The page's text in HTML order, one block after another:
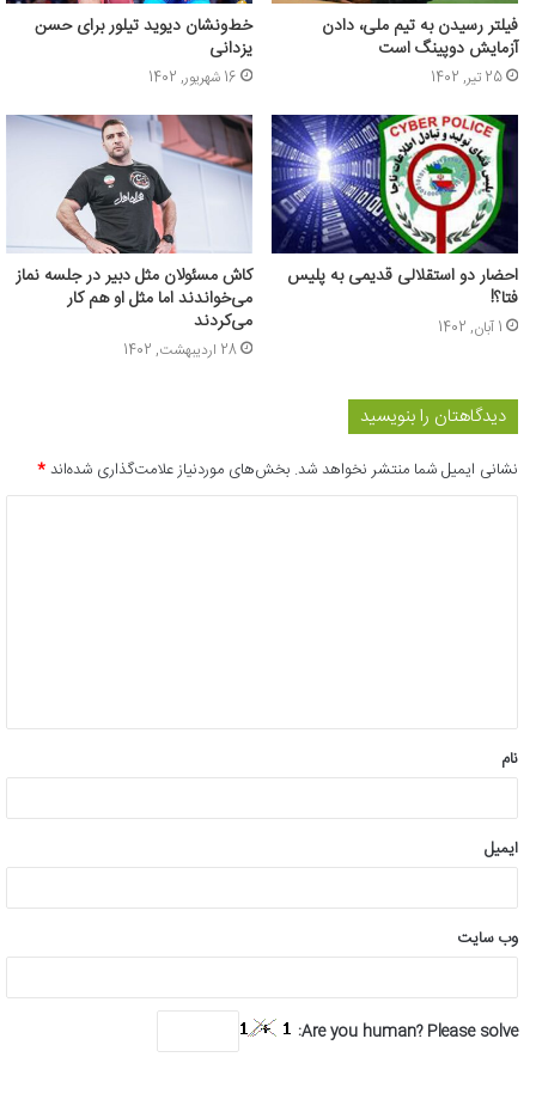
فیلتر رسیدن به تیم ملی، دادن
آزمایش دوپینگ است
25 تیر, 1402
خط‌ونشان دیوید تیلور برای حسن
یزدانی
16 شهریور, 1402
احضار دو استقلالی قدیمی به پلیس
فتا؟!
1 آبان, 1402
کاش مسئولان مثل دبیر در جلسه نماز
می‌خواندند اما مثل او هم کار
می‌کردند
28 اردیبهشت, 1402
دیدگاهتان را بنویسید
نشانی ایمیل شما منتشر نخواهد شد. بخش‌های موردنیاز علامت‌گذاری شده‌اند*
*
نام
ایمیل
وب‌ سایت
Are you human? Please solve: